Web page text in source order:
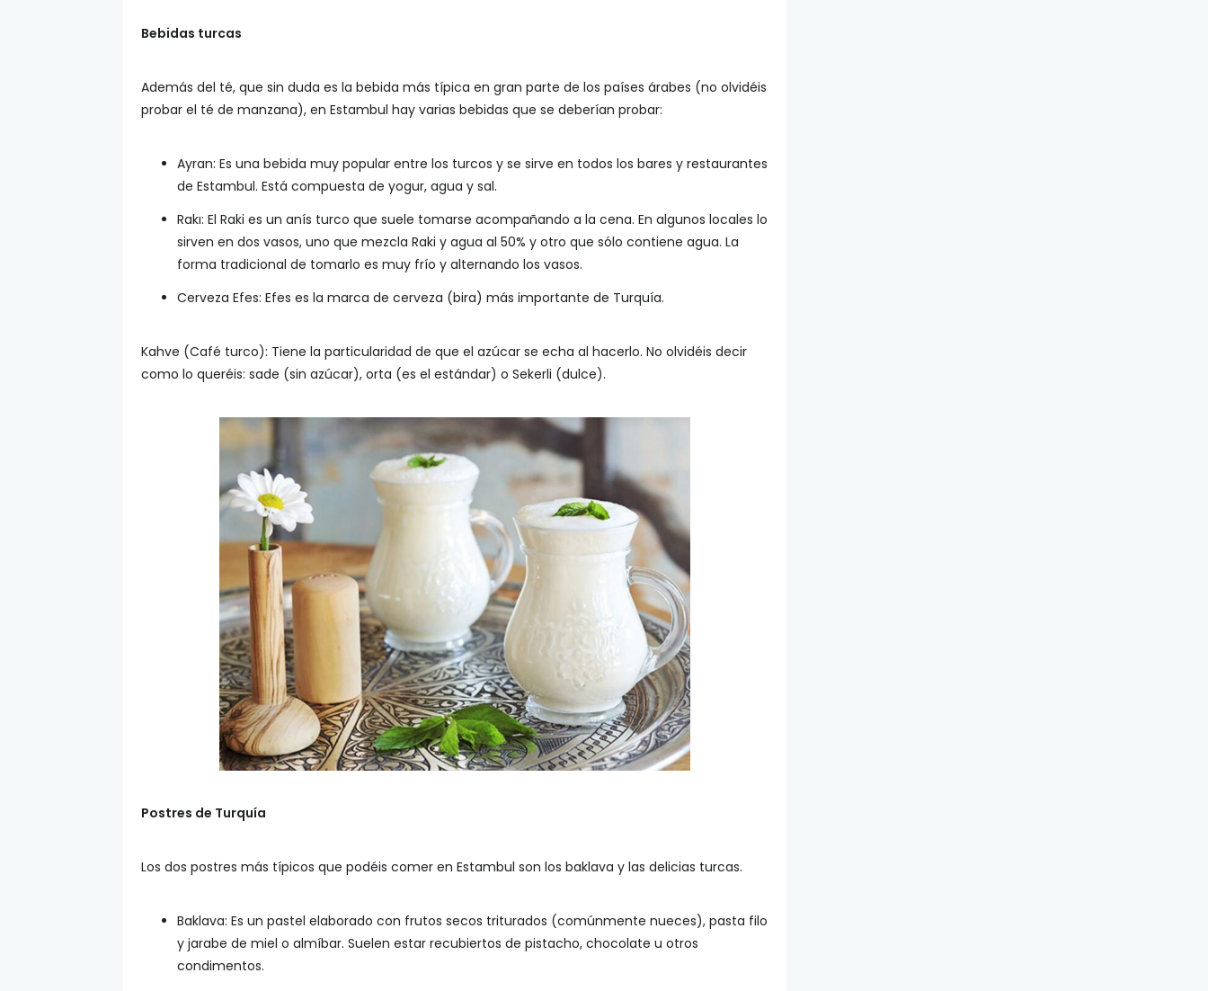
Bebidas turcas
Además del té, que sin duda es la bebida más típica en gran parte de los países árabes (no olvidéis
probar el té de manzana), en Estambul hay varias bebidas que se deberían probar:
Ayran: Es una bebida muy popular entre los turcos y se sirve en todos los bares y restaurantes
de Estambul. Está compuesta de yogur, agua y sal.
Rakı: El Raki es un anís turco que suele tomarse acompañando a la cena. En algunos locales lo
sirven en dos vasos, uno que mezcla Raki y agua al 50% y otro que sólo contiene agua. La
forma tradicional de tomarlo es muy frío y alternando los vasos.
Cerveza Efes: Efes es la marca de cerveza (bira) más importante de Turquía.
Kahve (Café turco): Tiene la particularidad de que el azúcar se echa al hacerlo. No olvidéis decir
como lo queréis: sade (sin azúcar), orta (es el estándar) o Sekerli (dulce).
Postres de Turquía
Los dos postres más típicos que podéis comer en Estambul son los baklava y las delicias turcas.
Baklava: Es un pastel elaborado con frutos secos triturados (comúnmente nueces), pasta filo
y jarabe de miel o almíbar. Suelen estar recubiertos de pistacho, chocolate u otros
condimentos.